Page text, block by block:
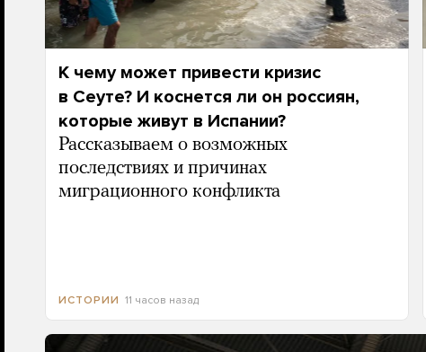
К чему может привести кризис
в Сеуте? И коснется ли он россиян,
которые живут в Испании?
Рассказываем о возможных
последствиях и причинах
миграционного конфликта
ИСТОРИИ 11 часов назад